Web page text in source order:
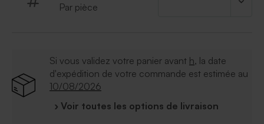
Par pièce
Si vous validez votre panier avant h, la date
d'expédition de votre commande est estimée au
10/08/2026
› Voir toutes les options de livraison